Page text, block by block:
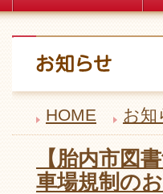
HOME お知
【胎内市図
車場規制の